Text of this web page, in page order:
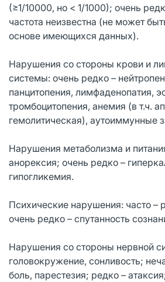
(≥1/10000, но < 1/1000); очень
частота неизвестна (не может
основе имеющихся данных).
Нарушения со стороны крови и
системы: очень редко –
панцитопения, лимфаденопатия,
тромбоцитопения, анемия (в т.ч.
гемолитическая), аутоиммунные
Нарушения метаболизма и
анорексия; очень редко –
гипогликемия.
Психические нарушения: часто –
очень редко – спутанность
Нарушения со стороны нервной
головокружение, сонливость;
боль, парестезия; редко –